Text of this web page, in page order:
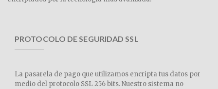
PROTOCOLO DE SEGURIDAD SSL
La pasarela de pago que utilizamos encripta tus datos por
medio del protocolo SSL 256 bits. Nuestro sistema no